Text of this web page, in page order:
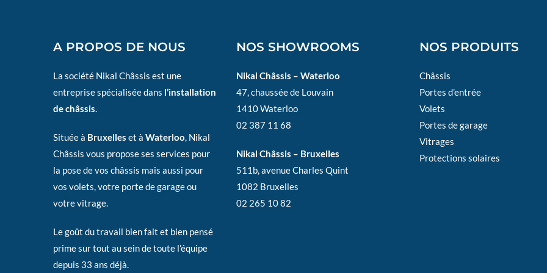
A PROPOS DE NOUS
La société Nikal Châssis est une
entreprise spécialisée dans l’installation
de châssis.
Située à Bruxelles et à Waterloo, Nikal
Châssis vous propose ses services pour
la pose de vos châssis mais aussi pour
vos volets, votre porte de garage ou
votre vitrage.
Le goût du travail bien fait et bien pensé
prime sur tout au sein de toute l’équipe
depuis 33 ans déjà.
NOS SHOWROOMS
Nikal Châssis – Waterloo
47, chaussée de Louvain
1410 Waterloo
02 387 11 68
Nikal Châssis – Bruxelles
511b, avenue Charles Quint
1082 Bruxelles
02 265 10 82
NOS PRODUITS
Châssis
Portes d’entrée
Volets
Portes de garage
Vitrages
Protections solaires